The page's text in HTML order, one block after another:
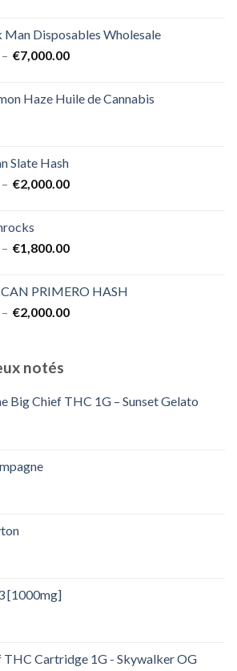
€400.00
à
Man Disposables Wholesale
– €7,000.00Plage
€350.00
Haze Huile de Cannabis
Slate Hash
– €2,000.00Plage
à
– €1,800.00Plage
€300.00
à
PRIMERO HASH
– €2,000.00Plage
€2,000.00
notés
Big Chief THC 1G – Sunset Gelato
[1000mg]
THC Cartridge 1G - Skywalker OG